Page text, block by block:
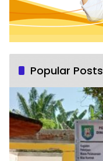
Popular Posts